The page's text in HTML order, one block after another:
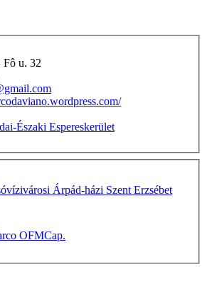
Fô u. 32
Északi Espereskerület
Árpád-házi Szent Erzsébet
OFMCap.